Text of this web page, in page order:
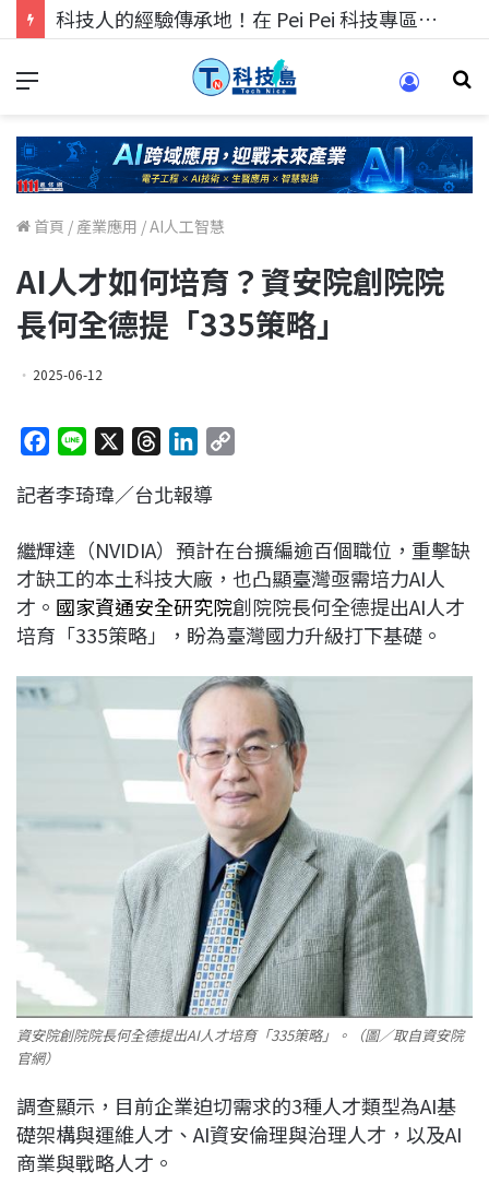
科技人的經驗傳承地！在 Pei Pei 科技專區，與學弟妹交流最硬核的技術
首頁 / 產業應用 /AI人工智慧
AI人才如何培育？資安院創院院
長何全德提「335策略」
2025-06-12
c
b
o
o
k
n
r
a
d
s
n
e
d
I
n
L
i
n
k
記者李琦瑋／台北報導
繼輝達（NVIDIA）預計在台擴編逾百個職位，重擊缺
才缺工的本土科技大廠，也凸顯臺灣亟需培力AI人
才。 國家資通安全研究院創院院長何全德提出AI人才
培育「335策略」，盼為臺灣國力升級打下基礎。
資安院創院院長何全德提出AI人才培育「335策略」。（圖／取自資安院
官網）
調查顯示，目前企業迫切需求的3種人才類型為AI基
礎架構與運維人才、AI資安倫理與治理人才，以及AI
商業與戰略人才。